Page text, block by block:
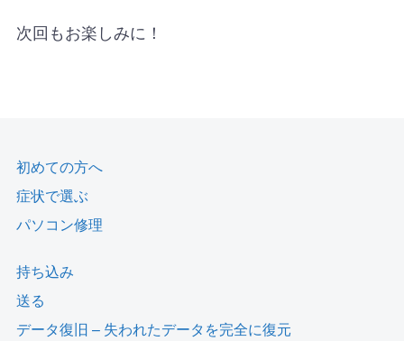
次回もお楽しみに！
初めての方へ
症状で選ぶ
パソコン修理
持ち込み
送る
データ復旧 – 失われたデータを完全に復元